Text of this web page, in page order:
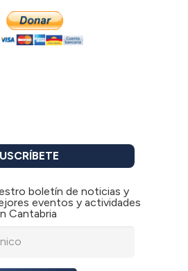
boletín de noticias y
eventos y actividades
Cantabria